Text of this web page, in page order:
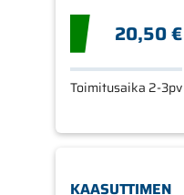
20,50 €
Toimitusaika 2-3pv
KAASUTTIMEN